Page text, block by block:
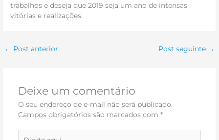
trabalhos e deseja que 2019 seja um ano de intensas
vitórias e realizações.
← Post anterior Post seguinte →
Deixe um comentário
O seu endereço de e-mail não será publicado.
Campos obrigatórios são marcados com *